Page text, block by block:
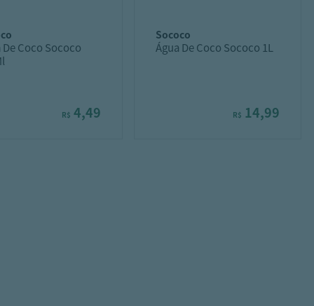
De Coco Sococo
R$ 4,49
sococo
Água De Coco Sococo 1L
R$ 14,99